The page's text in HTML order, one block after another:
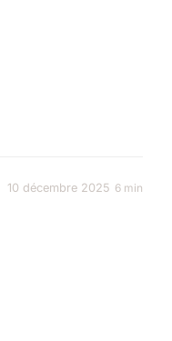
10 décembre 2025 6 min